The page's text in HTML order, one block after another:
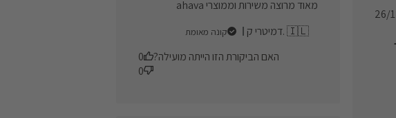
מאוד מרוצה משירות וממוצרי ahava
דמיטרי ק. 🇮🇱
קונה מאומת
האם הביקורת הזו הייתה מועילה?
0
0
26/